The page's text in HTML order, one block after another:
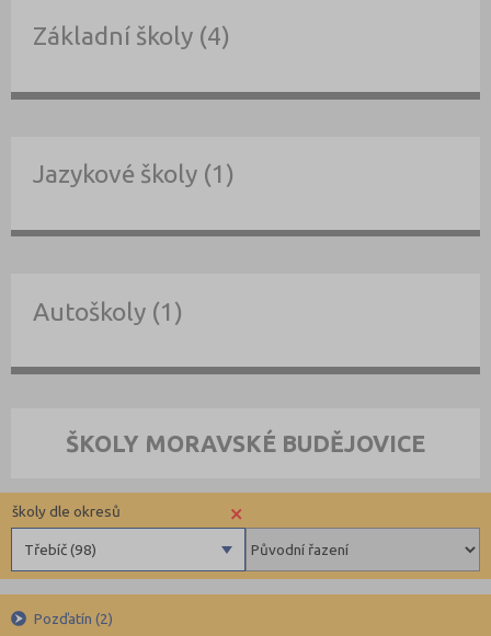
Základní školy (4)
Jazykové školy (1)
Autoškoly (1)
ŠKOLY MORAVSKÉ BUDĚJOVICE
×
Třebíč (98)
školy dle okresů
Beroun (85)
Pozďatín (2)